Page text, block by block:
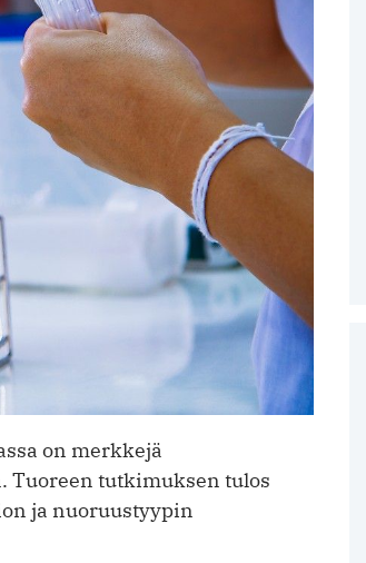
on merkkejä
Tuoreen tutkimuksen tulos
ja nuoruustyypin